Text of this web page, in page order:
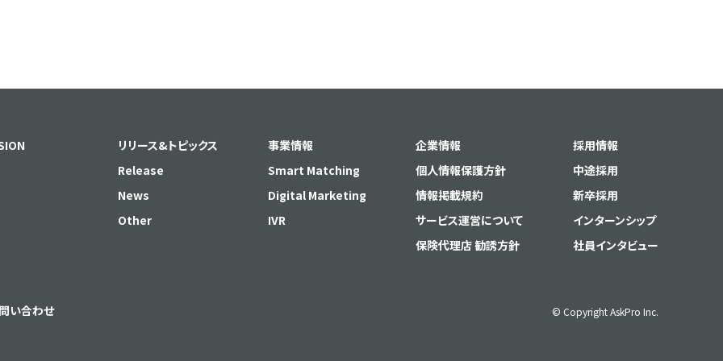
リリース&トピックス
Release
News
Other
事業情報
Smart Matching
Digital Marketing
IVR
企業情報
個人情報保護方針
情報掲載規約
サービス運営について
保険代理店 勧誘方針
採用情報
中途採用
新卒採用
インターンシップ
社員インタビュー
い合わせ © Copyright AskPro Inc.